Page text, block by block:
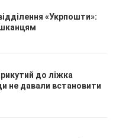
«Укрпошти»:
до ліжка
не давали встановити